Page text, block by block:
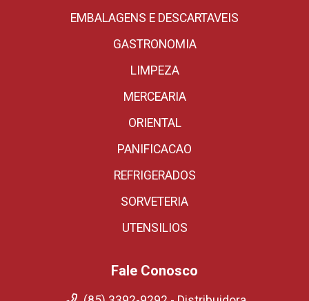
EMBALAGENS E DESCARTAVEIS
GASTRONOMIA
LIMPEZA
MERCEARIA
ORIENTAL
PANIFICACAO
REFRIGERADOS
SORVETERIA
UTENSILIOS
Fale Conosco